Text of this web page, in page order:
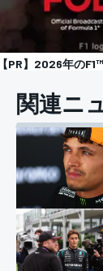
すべてのカテゴリ
【PR】2026年の
関連ニ